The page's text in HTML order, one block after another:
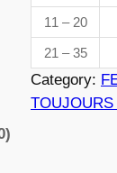
0
8
11 – 20
21 – 35
Category: